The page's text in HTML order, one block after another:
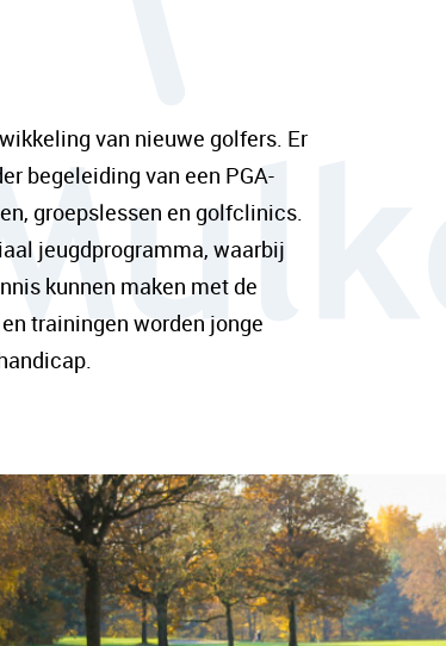
van nieuwe golfers. Er
begeleiding van een PGA-
groepslessen en golfclinics.
jeugdprogramma, waarbij
kunnen maken met de
trainingen worden jonge